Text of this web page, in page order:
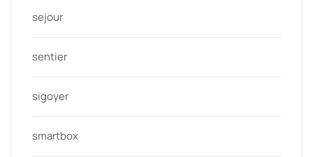
sejour
sentier
sigoyer
smartbox